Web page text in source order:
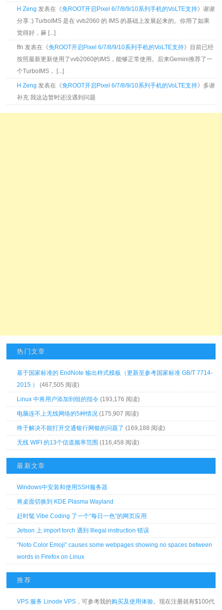
H Zeng 发表在《免ROOT开启Pixel 6/7/8/9/10系列手机的VoLTE支持》谢谢
分享 :) TurboIMS 是在 vvb2060 的 IMS 的基础上发展起来的。你用了如果
觉得好，麻 [...]
ffn 发表在《免ROOT开启Pixel 6/7/8/9/10系列手机的VoLTE支持》目前已经
按照最新更新使用了vvb2060的IMS，能够正常使用。后来Gemini推荐了一
个TurboIMS， [...]
H Zeng 发表在《免ROOT开启Pixel 6/7/8/9/10系列手机的VoLTE支持》多谢
补充 我这边暂时还没遇到问题
热门文章
基于国家标准的 EndNote 输出样式模板（更新至参考国家标准 GB/T 7714-
2015 ）
(467,505 阅读)
Linux 中将用户添加到组的指令 (193,176 阅读)
电脑连不上无线网络的5种情况 (175,907 阅读)
终于解决不能打开交通银行网银的问题了 (169,188 阅读)
无线 WIFI 的13个信道频率范围 (116,458 阅读)
最新文章
Windows中安装和使用SSH服务器
将桌面切换到 KDE Plasma Wayland
赶时髦 Vibe Coding 了一个“每日一色”的网页应用
Jetson 上 import torch 遇到 Illegal instruction 错误
“Noto Color Emoji” causes some webpages showing no spaces between
words in Firefox on Linux
推荐
VPS 服务 Linode VPS ，可参考我的购买及使用体验。现在注册就有$100代